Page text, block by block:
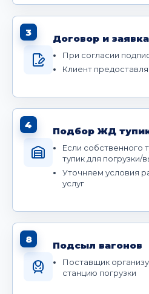
3
Договор и заявка
При согласии
Клиент
4
Подбор ЖД
Если собственного
тупик для погрузки/
Уточняем условия
услуг
8
Подсыл вагонов
Поставщик
станцию погрузки